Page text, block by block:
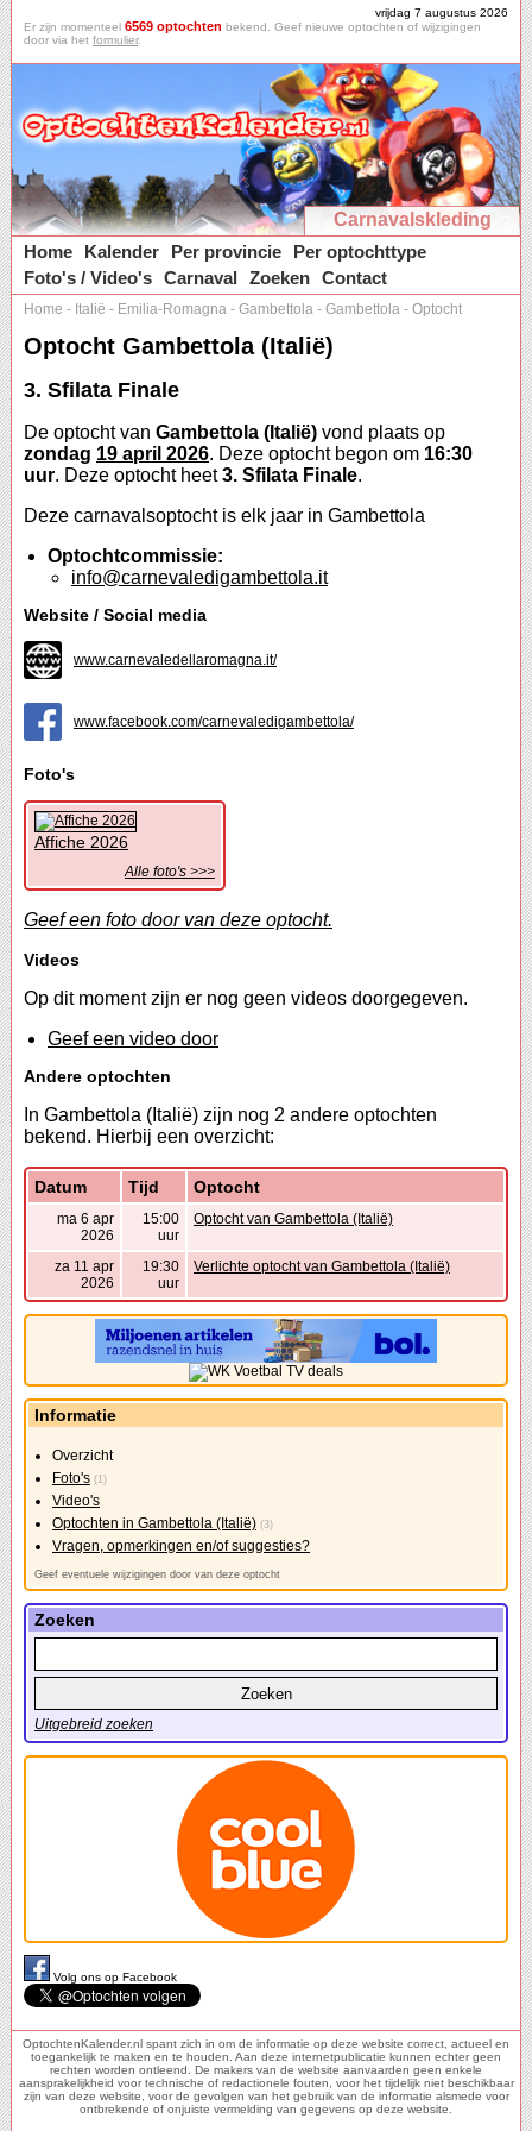
vrijdag 7 augustus 2026
Er zijn momenteel 6569 optochten bekend. Geef nieuwe optochten of wijzigingen
door via het formulier.
Carnavalskleding
Home
Kalender Per provincie
Per optochttype
Foto's / Video's Carnaval Zoeken Contact
Home - Italië - Emilia-Romagna - Gambettola - Gambettola - Optocht
Optocht Gambettola (Italië)
3. Sfilata Finale
De optocht van Gambettola (Italië) vond plaats op
zondag 19 april 2026. Deze optocht begon om 16:30
uur. Deze optocht heet3. Sfilata Finale.
Deze carnavalsoptocht is elk jaar in Gambettola
Optochtcommissie:
info@carnevaledigambettola.it
Website / Social media
www.carnevaledellaromagna.it/
www.facebook.com/carnevaledigambettola/
Foto's
Affiche 2026
Alle foto's >>>
Geef een foto door van deze optocht.
Videos
Op dit moment zijn er nog geen videos doorgegeven.
Geef een video door
Andere optochten
In Gambettola (Italië) zijn nog 2 andere optochten
bekend. Hierbij een overzicht:
Datum Tijd Optocht
ma 6 apr
2026
15:00
uur
Optocht van Gambettola (Italië)
za 11 apr
2026
19:30
uur
Verlichte optocht van Gambettola (Italië)
Informatie
Overzicht
Foto's (1)
Video's
Optochten in Gambettola (Italië) (3)
Vragen, opmerkingen en/of suggesties?
Geef eventuele wijzigingen door van deze optocht
Zoeken
Uitgebreid zoeken
Volg ons op Facebook
OptochtenKalender.nl spant zich in om de informatie op deze website correct, actueel en
toegankelijk te maken en te houden. Aan deze internetpublicatie kunnen echter geen
rechten worden ontleend. De makers van de website aanvaarden geen enkele
aansprakelijkheid voor technische of redactionele fouten, voor het tijdelijk niet beschikbaar
zijn van deze website, voor de gevolgen van het gebruik van de informatie alsmede voor
ontbrekende of onjuiste vermelding van gegevens op deze website.